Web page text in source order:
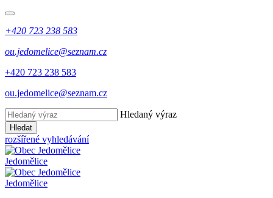
+420 723 238 583
ou.jedomelice@seznam.cz
+420 723 238 583
ou.jedomelice@seznam.cz
Hledaný výraz
Hledat
rozšířené vyhledávání
Jedomělice
Jedomělice